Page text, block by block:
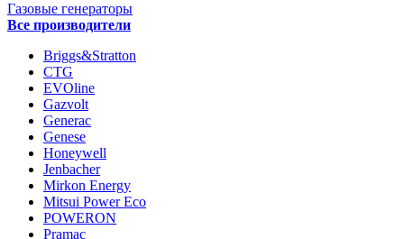
Газовые генераторы
Все производители
Briggs&Stratton
CTG
EVOline
Gazvolt
Generac
Genese
Honeywell
Jenbacher
Mirkon Energy
Mitsui Power Eco
POWERON
Pramac